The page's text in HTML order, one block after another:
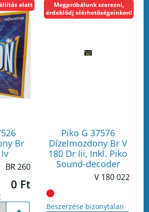
Br
BR 260
alatt
0 Ft
Piko G 37576
Dízelmozdony Br V
180 Dr Iii, Inkl. Piko
Sound-decoder
V 180 022
Megpróbálunk szerezni,
érdeklődj elérhetőségeinken!
Beszerzése bizonytalan